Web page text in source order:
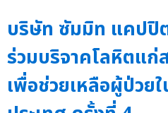
บริษัท ซัมมิท แคปปิ
ร่วมบริจาคโลหิตแก่
เพื่อช่วยเหลือผู้ป่วย